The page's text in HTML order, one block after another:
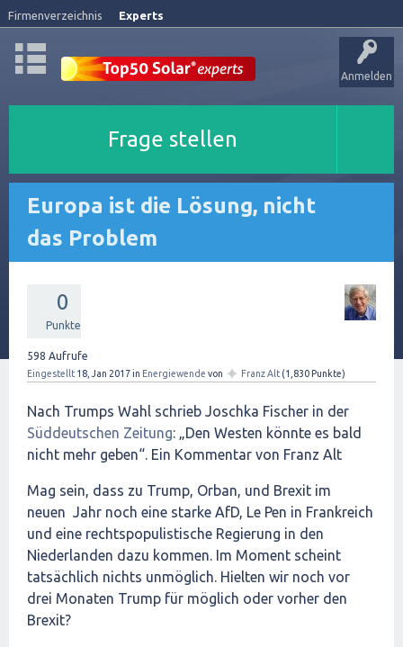
Firmenverzeichnis Experts
Anmelden
Frage stellen
Europa ist die Lösung, nicht
das Problem
0
Punkte
598 Aufrufe
Eingestellt 18, Jan 2017in Energiewende von ✦ Franz Alt (1,830 Punkte)
Nach Trumps Wahl schrieb Joschka Fischer in der
Süddeutschen Zeitung: „Den Westen könnte es bald
nicht mehr geben“. Ein Kommentar von Franz Alt
Mag sein, dass zu Trump, Orban, und Brexit im
neuen Jahr noch eine starke AfD, Le Pen in Frankreich
und eine rechtspopulistische Regierung in den
Niederlanden dazu kommen. Im Moment scheint
tatsächlich nichts unmöglich. Hielten wir noch vor
drei Monaten Trump für möglich oder vorher den
Brexit?